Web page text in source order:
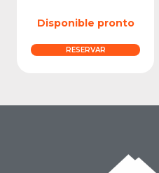
Disponible pronto
RESERVAR